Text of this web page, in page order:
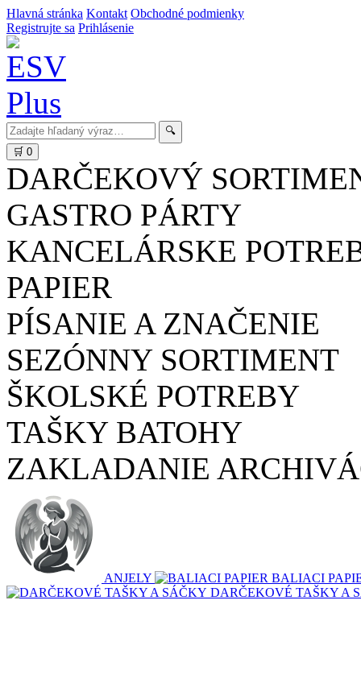
Hlavná stránka Kontakt Obchodné podmienky
Registrujte sa Prihlásenie
🔍
🛒 0
DARČEKOVÝ
GASTRO PÁRTY
KANCELÁRSKE
PAPIER
PÍSANIE A ZNAČENIE
SEZÓNNY SORTIMENT
ŠKOLSKÉ POTREBY
TAŠKY BATOHY
ZAKLADANIE
ANJELY
BALIACI
DARČEKOVÉ TAŠKY A